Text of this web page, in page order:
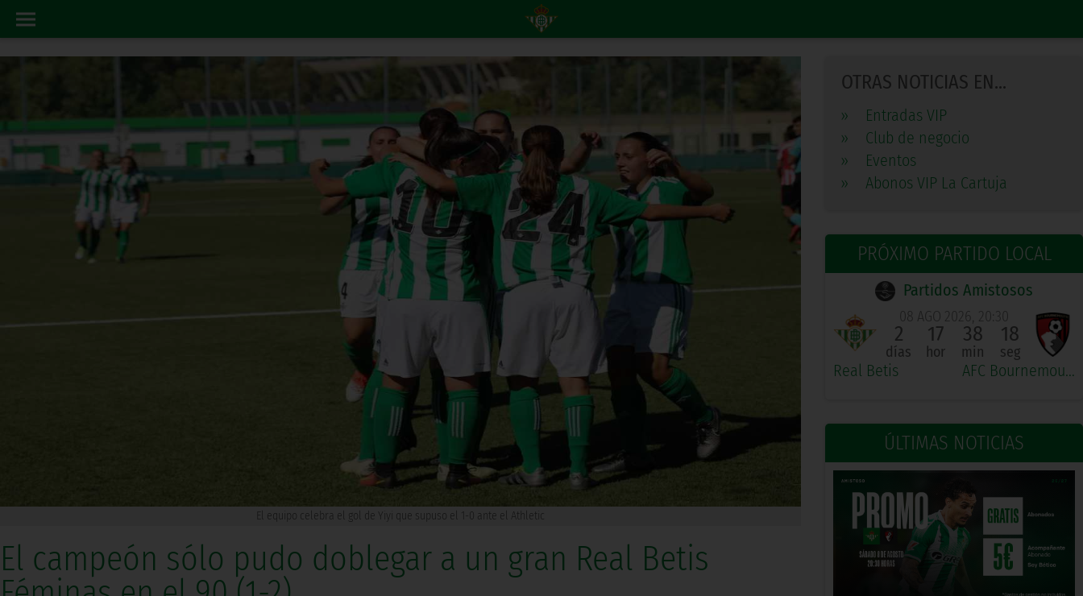
OTRAS NOTICIAS EN...
»
Entradas VIP
»
Club de negocio
»
Eventos
»
Abonos VIP La Cartuja
PRÓXIMO PARTIDO LOCAL
Partidos Amistosos
Real Betis
08 AGO 2026, 20:30
2
días
17
hor
38
min
17
seg
AFC Bournemouth
ÚLTIMAS NOTICIAS
El equipo celebra el gol de Yiyi que supuso el 1-0 ante el Athletic
El campeón sólo pudo doblegar a un gran Real Betis